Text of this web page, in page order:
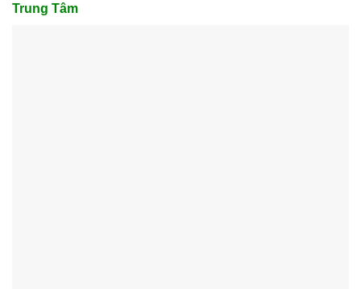
Trung Tâm